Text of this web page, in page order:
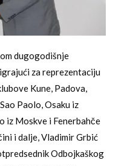
dugogodišnje
za reprezentaciju
Kune, Padova,
Paolo, Osaku iz
iz Moskve i Fenerbahče
i dalje, Vladimir Grbić
Odbojkaškog